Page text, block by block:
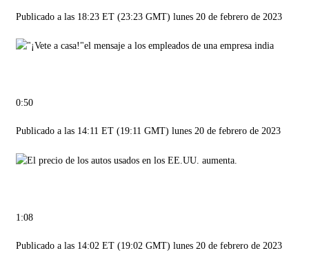
Publicado a las 18:23 ET (23:23 GMT) lunes 20 de febrero de 2023
0:50
Publicado a las 14:11 ET (19:11 GMT) lunes 20 de febrero de 2023
1:08
Publicado a las 14:02 ET (19:02 GMT) lunes 20 de febrero de 2023